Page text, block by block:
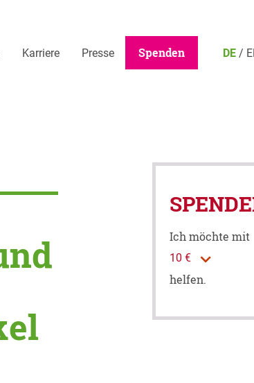
Karriere Presse Spenden DE /
Ich möchte mit
helfen.